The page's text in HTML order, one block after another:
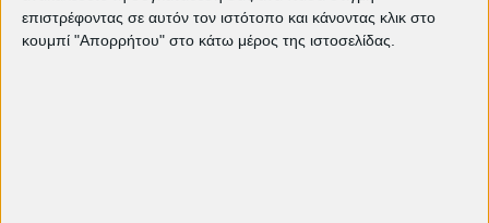
επιστρέφοντας σε αυτόν τον ιστότοπο και κάνοντας κλικ στο
κουμπί "Απορρήτου" στο κάτω μέρος της ιστοσελίδας.
"Ομάχα": Μια πορεία προς την
ελευθερία και τη σύνδεση των